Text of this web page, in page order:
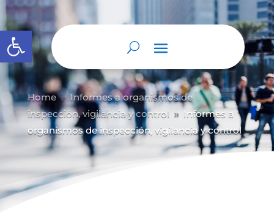
Abrir barra de herramientas
Home 9 Informes a organismos de
inspección, vigilancia y control 9
Informes a
organismos de inspección, vigilancia y control